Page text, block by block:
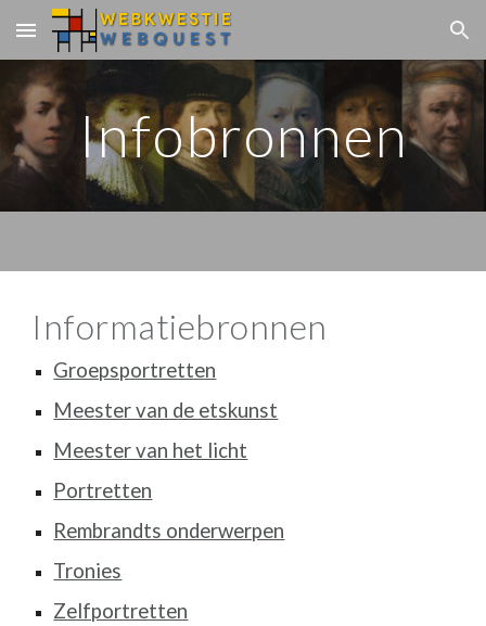
Skip to main content Skip to navigation
Infobronnen
Informatiebronnen
Groepsportretten
Meester van de etskunst
Meester van het licht
Portretten
Rembrandts onderwerpen
Tronies
Zelfportretten